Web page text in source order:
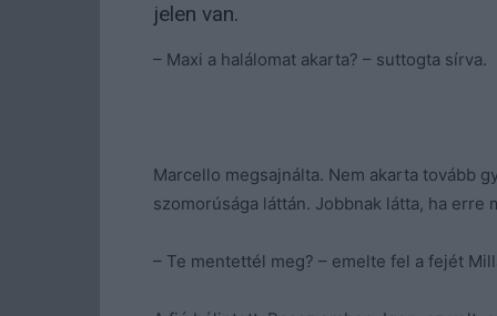
jelen van.
– Maxi a halálomat akarta? – suttogta sírva.
Marcello megsajnálta. Nem akarta tovább
szomorúsága láttán. Jobbnak látta, ha erre
– Te mentettél meg? – emelte fel a fejét